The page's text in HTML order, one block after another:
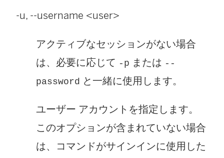
-u, --username <user>
アクティブなセッションがない場合
は、必要に応じて -p または --
password と一緒に使用します。
ユーザー アカウントを指定します。
このオプションが含まれていない場合
は、コマンドがサインインに使用した